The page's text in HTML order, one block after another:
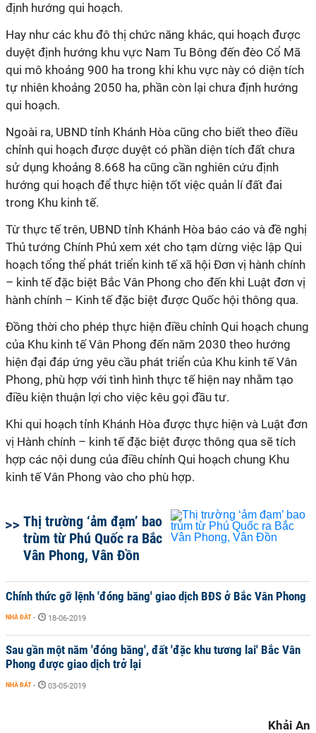
định hướng qui hoạch.
Hay như các khu đô thị chức năng khác, qui hoạch được
duyệt định hướng khu vực Nam Tu Bông đến đèo Cổ Mã
qui mô khoảng 900 ha trong khi khu vực này có diện tích
tự nhiên khoảng 2050 ha, phần còn lại chưa định hướng
qui hoạch.
Ngoài ra, UBND tỉnh Khánh Hòa cũng cho biết theo điều
chỉnh qui hoạch được duyệt có phần diện tích đất chưa
sử dụng khoảng 8.668 ha cũng cần nghiên cứu định
hướng qui hoạch để thực hiện tốt việc quản lí đất đai
trong Khu kinh tế.
Từ thực tế trên, UBND tỉnh Khánh Hòa báo cáo và đề nghị
Thủ tướng Chính Phủ xem xét cho tạm dừng việc lập Qui
hoạch tổng thể phát triển kinh tế xã hội Đơn vị hành chính
– kinh tế đặc biệt Bắc Vân Phong cho đến khi Luật đơn vị
hành chính – Kinh tế đặc biệt được Quốc hội thông qua.
Đồng thời cho phép thực hiện điều chỉnh Qui hoạch chung
của Khu kinh tế Vân Phong đến năm 2030 theo hướng
hiện đại đáp ứng yêu cầu phát triển của Khu kinh tế Vân
Phong, phù hợp với tình hình thực tế hiện nay nhằm tạo
điều kiện thuận lợi cho việc kêu gọi đầu tư.
Khi qui hoạch tỉnh Khánh Hòa được thực hiện và Luật đơn
vị Hành chính – kinh tế đặc biệt được thông qua sẽ tích
hợp các nội dung của điều chỉnh Qui hoạch chung Khu
kinh tế Vân Phong vào cho phù hợp.
Thị trường ‘ảm đạm’ bao
trùm từ Phú Quốc ra Bắc
Vân Phong, Vân Đồn
Chính thức gỡ lệnh 'đóng băng' giao dịch BĐS ở Bắc Vân Phong
NHÀ ĐẤT - 18-06-2019
Sau gần một năm 'đóng băng', đất 'đặc khu tương lai' Bắc Vân
Phong được giao dịch trở lại
NHÀ ĐẤT - 03-05-2019
Khải An